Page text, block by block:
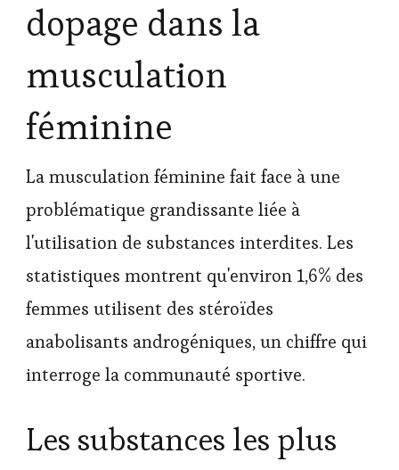
dopage dans la
musculation
féminine
La musculation féminine fait face à une
problématique grandissante liée à
l'utilisation de substances interdites. Les
statistiques montrent qu'environ 1,6% des
femmes utilisent des stéroïdes
anabolisants androgéniques, un chiffre qui
interroge la communauté sportive.
Les substances les plus